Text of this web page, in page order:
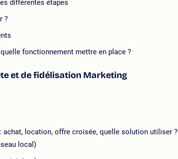
différentes étapes
?
fonctionnement mettre en place ?
et de fidélisation Marketing
achat, location, offre croisée, quelle solution utiliser ?
local)